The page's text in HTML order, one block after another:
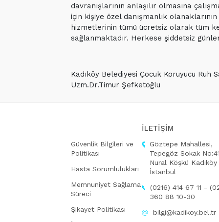
davranışlarının anlaşılır olmasına
için kişiye özel danışmanlık
hizmetlerinin tümü ücretsiz olarak tüm
sağlanmaktadır. Herkese şiddetsiz
Kadıköy Belediyesi Çocuk Koruyucu Ruh
Uzm.Dr.Timur Şefketoğlu
Güvenlik Bilgileri ve
Politikası
Hasta Sorumlulukları
Memnuniyet Sağlama
Süreci
Şikayet Politikası
İLETİŞİM
Göztepe Mahallesi,
Tepegöz Sokak
Nural Köşkü Kadıköy
İstanbul
(0216) 414 67 11 -
360 88 10-30
bilgi@kadikoy.bel.tr